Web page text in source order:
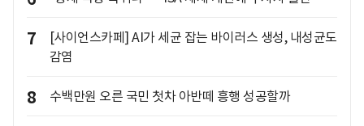
7
[사이언스카페] AI가 세균 잡는 바이러스 생성, 내성균도
감염
8 수백만원 오른 국민 첫차 아반떼 흥행 성공할까